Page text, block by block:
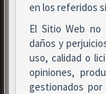
en los referidos
El Sitio Web no
daños y
uso, calidad o
opiniones,
gestionados